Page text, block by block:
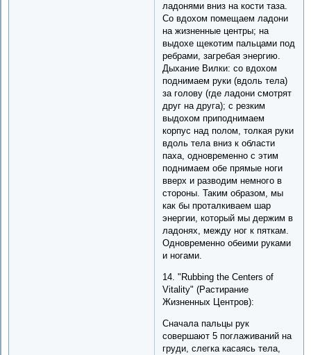
ладонями вниз на кости таза.
Со вдохом помещаем ладони
на жизненные центры; на
выдохе щекотим пальцами под
ребрами, загребая энергию.
Дыхание Вилки: со вдохом
поднимаем руки (вдоль тела)
за голову (где ладони смотрят
друг на друга); с резким
выдохом приподнимаем
корпус над полом, толкая руки
вдоль тела вниз к области
паха, одновременно с этим
поднимаем обе прямые ноги
вверх и разводим немного в
стороны. Таким образом, мы
как бы проталкиваем шар
энергии, который мы держим в
ладонях, между ног к пяткам.
Одновременно обеими руками
и ногами.
14. "Rubbing the Centers of
Vitality" (Растирание
Жизненных Центров):
Сначала пальцы рук
совершают 5 поглаживаний на
груди, слегка касаясь тела,